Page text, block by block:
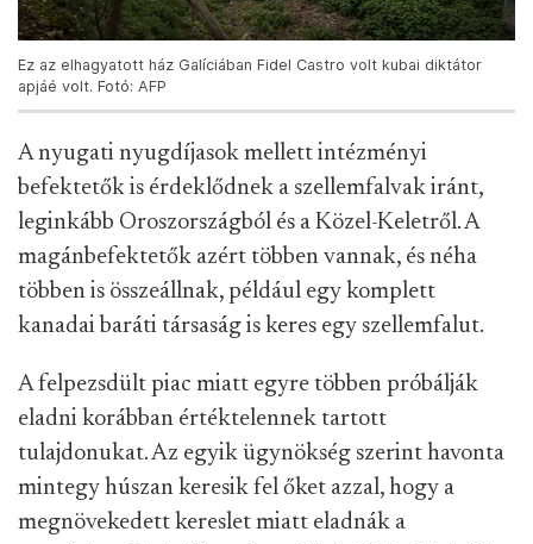
Ez az elhagyatott ház Galíciában Fidel Castro volt kubai diktátor
apjáé volt. Fotó: AFP
A nyugati nyugdíjasok mellett intézményi
befektetők is érdeklődnek a szellemfalvak iránt,
leginkább Oroszországból és a Közel-Keletről. A
magánbefektetők azért többen vannak, és néha
többen is összeállnak, például egy komplett
kanadai baráti társaság is keres egy szellemfalut.
A felpezsdült piac miatt egyre többen próbálják
eladni korábban értéktelennek tartott
tulajdonukat. Az egyik ügynökség szerint havonta
mintegy húszan keresik fel őket azzal, hogy a
megnövekedett kereslet miatt eladnák a